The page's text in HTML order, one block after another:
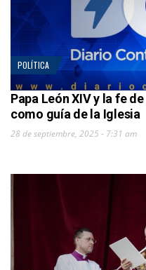
POLÍTICA
Papa León XIV y la fe
como guía de la Iglesia
28 de septiembre, 2025 - 7:31 am